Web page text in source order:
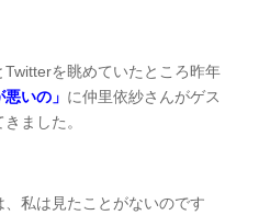
を眺めていたところ昨年
いの」 に仲里依紗さんがゲス
ました。
、私は見たことがないのです